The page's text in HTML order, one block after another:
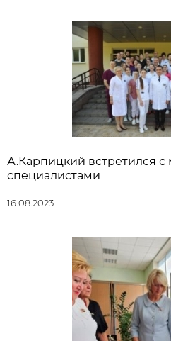
А.Карпицкий встретился
специалистами
16.08.2023